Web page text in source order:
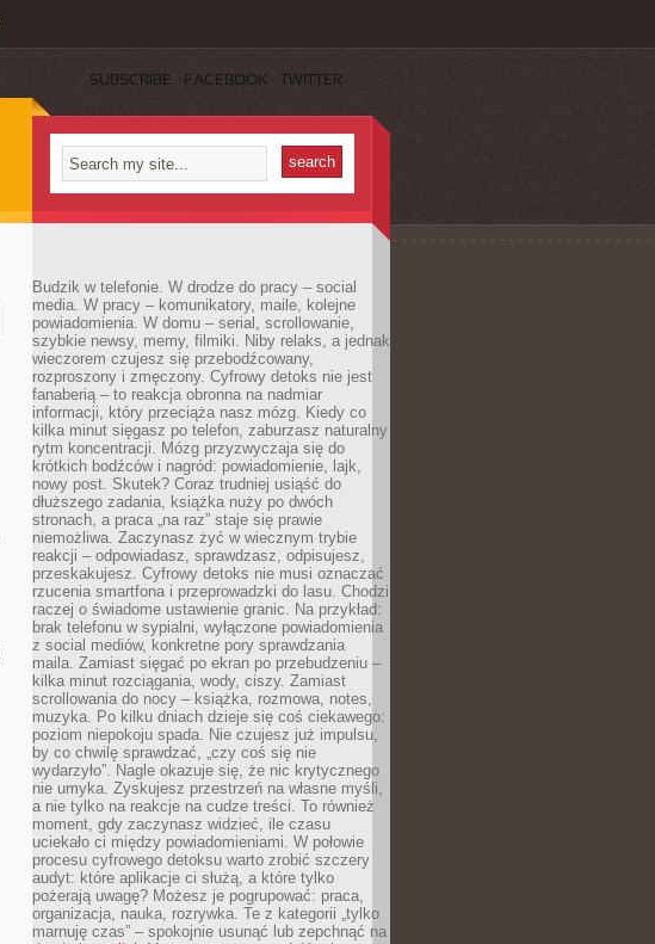
SUBSCRIBE FACEBOOK TWITTER
Budzik w telefonie. W drodze do pracy – social
media. W pracy – komunikatory, maile, kolejne
powiadomienia. W domu – serial, scrollowanie,
szybkie newsy, memy, filmiki. Niby relaks, a jednak
wieczorem czujesz się przebodźcowany,
rozproszony i zmęczony. Cyfrowy detoks nie jest
fanaberią – to reakcja obronna na nadmiar
informacji, który przeciąża nasz mózg. Kiedy co
kilka minut sięgasz po telefon, zaburzasz naturalny
rytm koncentracji. Mózg przyzwyczaja się do
krótkich bodźców i nagród: powiadomienie, lajk,
nowy post. Skutek? Coraz trudniej usiąść do
dłuższego zadania, książka nuży po dwóch
stronach, a praca „na raz” staje się prawie
niemożliwa. Zaczynasz żyć w wiecznym trybie
reakcji – odpowiadasz, sprawdzasz, odpisujesz,
przeskakujesz. Cyfrowy detoks nie musi oznaczać
rzucenia smartfona i przeprowadzki do lasu. Chodzi
raczej o świadome ustawienie granic. Na przykład:
brak telefonu w sypialni, wyłączone powiadomienia
z social mediów, konkretne pory sprawdzania
maila. Zamiast sięgać po ekran po przebudzeniu –
kilka minut rozciągania, wody, ciszy. Zamiast
scrollowania do nocy – książka, rozmowa, notes,
muzyka. Po kilku dniach dzieje się coś ciekawego:
poziom niepokoju spada. Nie czujesz już impulsu,
by co chwilę sprawdzać, „czy coś się nie
wydarzyło”. Nagle okazuje się, że nic krytycznego
nie umyka. Zyskujesz przestrzeń na własne myśli,
a nie tylko na reakcje na cudze treści. To również
moment, gdy zaczynasz widzieć, ile czasu
uciekało ci między powiadomieniami. W połowie
procesu cyfrowego detoksu warto zrobić szczery
audyt: które aplikacje ci służą, a które tylko
pożerają uwagę? Możesz je pogrupować: praca,
organizacja, nauka, rozrywka. Te z kategorii „tylko
marnuję czas” – spokojnie usunąć lub zepchnąć na